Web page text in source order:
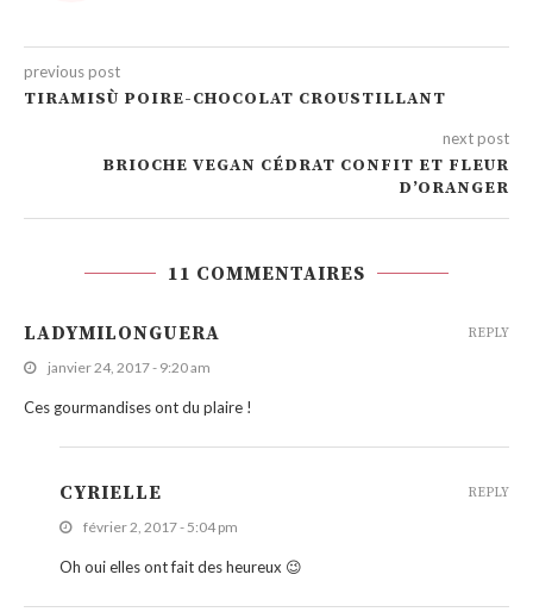
previous post
TIRAMISÙ POIRE-CHOCOLAT CROUSTILLANT
next post
BRIOCHE VEGAN CÉDRAT CONFIT ET FLEUR
D’ORANGER
11 COMMENTAIRES
LADYMILONGUERA
janvier 24, 2017 - 9:20 am
Ces gourmandises ont du plaire !
REPLY
CYRIELLE
février 2, 2017 - 5:04 pm
Oh oui elles ont fait des heureux 😉
REPLY